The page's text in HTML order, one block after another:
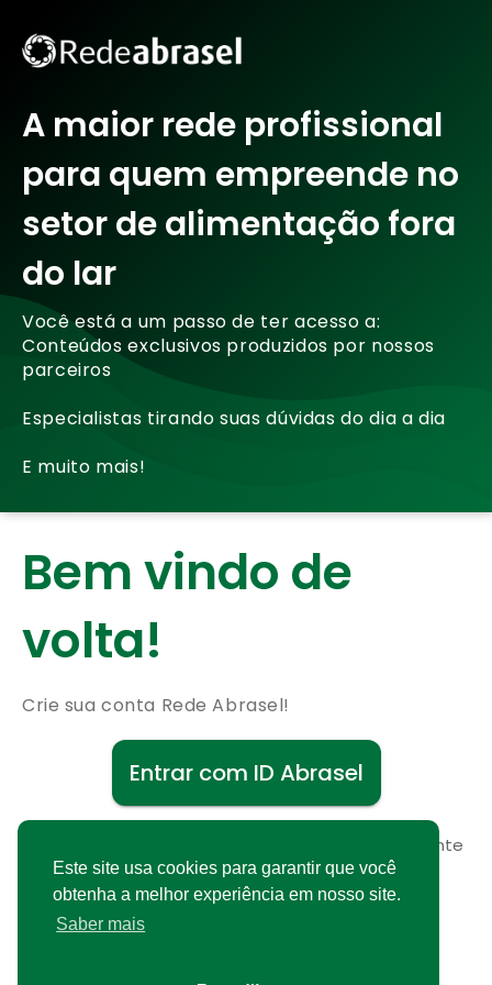
Este site usa cookies para garantir que você
obtenha a melhor experiência em nosso site.
Saber mais
A maior rede profissional
para quem empreende no
setor de alimentação fora
do lar
Você está a um passo de ter acesso a:
Conteúdos exclusivos produzidos por nossos
parceiros
Especialistas tirando suas dúvidas do dia a dia
E muito mais!
Bem vindo de
volta!
Crie sua conta Rede Abrasel!
Entrar com ID Abrasel
Cadastre-se gratuitamente